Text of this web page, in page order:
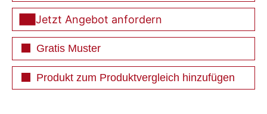
Jetzt Angebot anfordern
Gratis Muster
Produkt zum Produktvergleich hinzufügen